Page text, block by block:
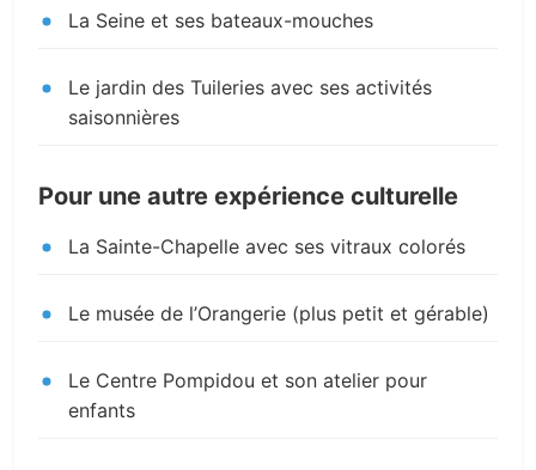
La Seine et ses bateaux-mouches
Le jardin des Tuileries avec ses activités
saisonnières
Pour une autre expérience culturelle
La Sainte-Chapelle avec ses vitraux colorés
Le musée de l’Orangerie (plus petit et gérable)
Le Centre Pompidou et son atelier pour
enfants